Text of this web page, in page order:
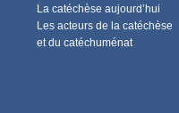
La catéchèse aujourd’hui
Les acteurs de la catéchèse
et du catéchuménat